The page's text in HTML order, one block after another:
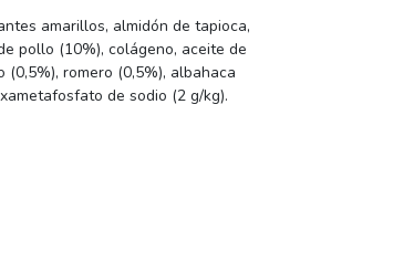
amarillos, almidón de tapioca,
pollo (10%), colágeno, aceite de
romero (0,5%), albahaca
de sodio (2 g/kg).